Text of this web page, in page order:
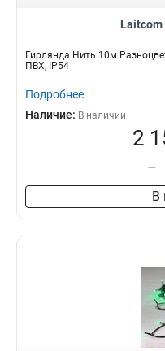
Laitcom
Гирлянда Нить 10м
ПВХ, IP54
Подробнее
Наличие: В наличии
2
–
В